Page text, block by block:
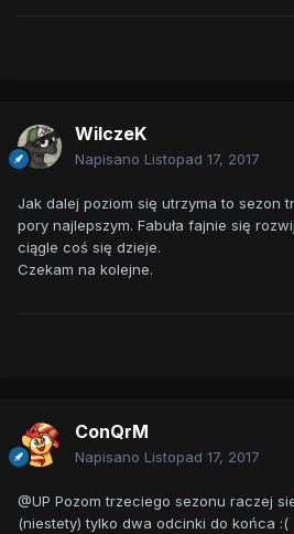
WilczeK
Napisano Listopad 17, 2017
Jak dalej poziom się utrzyma to sezon
pory najlepszym. Fabuła fajnie się
ciągle coś się dzieje.
Czekam na kolejne.
ConQrM
Napisano Listopad 17, 2017
@UP Pozom trzeciego sezonu raczej
(niestety) tylko dwa odcinki do końca :(